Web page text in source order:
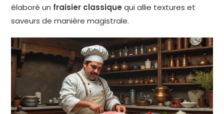
élaboré un fraisier classique qui allie textures et
saveurs de manière magistrale.